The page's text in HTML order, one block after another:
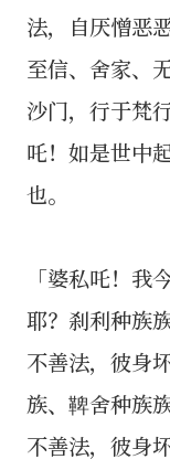
法，自厌憎恶
至信、舍家、
沙门，行于梵
吒！如是世中
也。
「婆私吒！我
耶？刹利种族
不善法，彼身
族、鞞舍种族
不善法，彼身